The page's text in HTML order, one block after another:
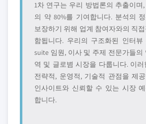
1차 연구는 우리 방법론의 추출이며
의 약 80%를 기여합니다. 분석의
보장하기 위해 업계 참여자와의 직
함됩니다. 우리의 구조화된 인터뷰
suite 임원, 이사 및 주제 전문가들의
역 및 글로볌 시장을 다룹니다. 이
전략적, 운영적, 기술적 관점을 제
인사이트와 신뢰할 수 있는 시장
합니다.